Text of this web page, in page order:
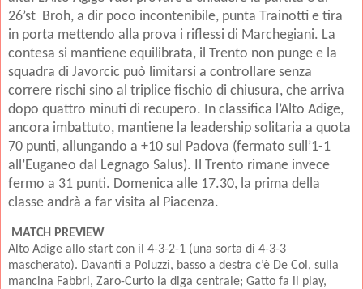
26’st Broh, a dir poco incontenibile, punta Trainotti e tira
in porta mettendo alla prova i riflessi di Marchegiani. La
contesa si mantiene equilibrata, il Trento non punge e la
squadra di Javorcic può limitarsi a controllare senza
correre rischi sino al triplice fischio di chiusura, che arriva
dopo quattro minuti di recupero. In classifica l’Alto Adige,
ancora imbattuto, mantiene la leadership solitaria a quota
70 punti, allungando a +10 sul Padova (fermato sull’1-1
all’Euganeo dal Legnago Salus). Il Trento rimane invece
fermo a 31 punti. Domenica alle 17.30, la prima della
classe andrà a far visita al Piacenza.
MATCH PREVIEW
Alto Adige allo start con il 4-3-2-1 (una sorta di 4-3-3
mascherato). Davanti a Poluzzi, basso a destra c’è De Col, sulla
mancina Fabbri, Zaro-Curto la diga centrale; Gatto fa il play,